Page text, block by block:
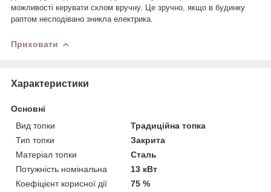
можливості керувати склом вручну. Це зручно, якщо в будинку
раптом несподівано зникла електрика.
Приховати
Характеристики
Основні
Вид топки
Традиційна топка
Тип топки
Закрита
Матеріал топки
Сталь
Потужність номінальна
13 кВт
Коефіцієнт корисної дії
75 %